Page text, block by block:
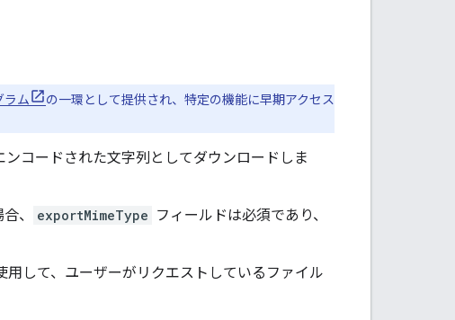
ラム
の一環として提供され、特定の機能に早期アクセス
コードされた文字列としてダウンロードしま
、 exportMimeType フィールドは必須であり、
用して、ユーザーがリクエストしているファイル